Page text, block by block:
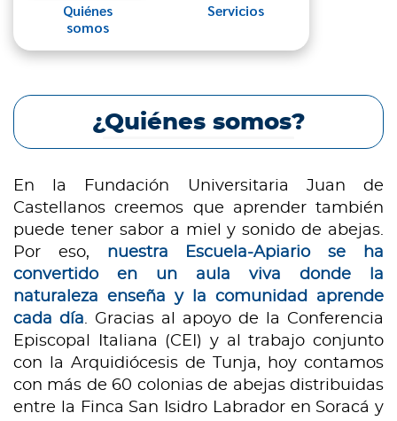
Quiénes
somos
Servicios
¿Quiénes somos?
En la Fundación Universitaria Juan de
Castellanos creemos que aprender también
puede tener sabor a miel y sonido de abejas.
Por eso, nuestra Escuela-Apiario se ha
convertido en un aula viva donde la
naturaleza enseña y la comunidad aprende
cada día. Gracias al apoyo de la Conferencia
Episcopal Italiana (CEI) y al trabajo conjunto
con la Arquidiócesis de Tunja, hoy contamos
con más de 60 colonias de abejas distribuidas
entre la Finca San Isidro Labrador en Soracá y